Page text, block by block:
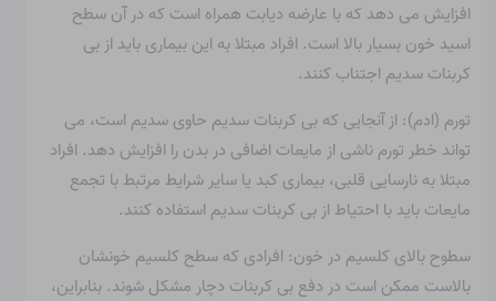
افزایش می دهد که با عارضه دیابت همراه است که در آن سطح
اسید خون بسیار بالا است. افراد مبتلا به این بیماری باید از بی
کربنات سدیم اجتناب کنند.
تورم (ادم): از آنجایی که بی کربنات سدیم حاوی سدیم است، می
تواند خطر تورم ناشی از مایعات اضافی در بدن را افزایش دهد. افراد
مبتلا به نارسایی قلبی، بیماری کبد یا سایر شرایط مرتبط با تجمع
مایعات باید با احتیاط از بی کربنات سدیم استفاده کنند.
سطوح بالای کلسیم در خون: افرادی که سطح کلسیم خونشان
بالاست ممکن است در دفع بی کربنات دچار مشکل شوند. بنابراین،